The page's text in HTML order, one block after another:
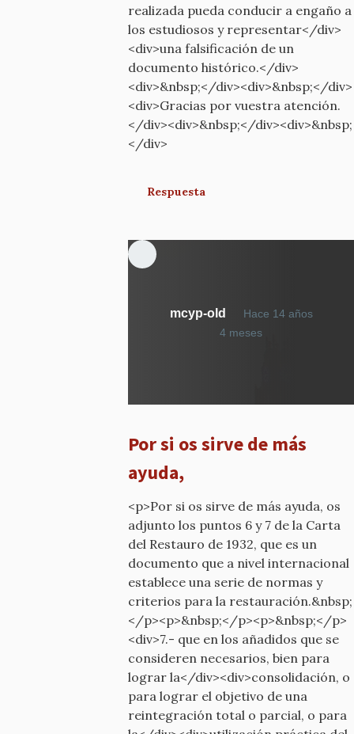
realizada pueda conducir a engaño a
los estudiosos y representar</div>
<div>una falsificación de un
documento histórico.</div>
<div>&nbsp;</div><div>&nbsp;</div>
<div>Gracias por vuestra atención.
</div><div>&nbsp;</div><div>&nbsp;
</div>
Respuesta
mcyp-old
Hace 14 años
4 meses
calificativo
dicho?
old
Por si os sirve de más
ayuda,
<p>Por si os sirve de más ayuda, os
adjunto los puntos 6 y 7 de la Carta
del Restauro de 1932, que es un
documento que a nivel internacional
establece una serie de normas y
criterios para la restauración.&nbsp;
</p><p>&nbsp;</p><p>&nbsp;</p>
<div>7.- que en los añadidos que se
consideren necesarios, bien para
lograr la</div><div>consolidación, o
para lograr el objetivo de una
reintegración total o parcial, o para